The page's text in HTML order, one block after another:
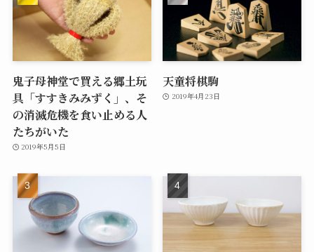
鬼子母神堂で買える郷土玩
具「すすきみみずく」、そ
の消滅危機を食い止める人
たちがいた
2019年5月5日
天童将棋駒
2019年4月23日